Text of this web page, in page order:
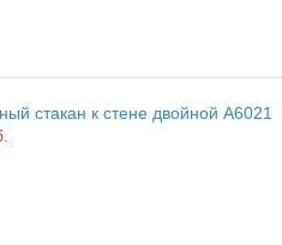
стакан к стене двойной А6021